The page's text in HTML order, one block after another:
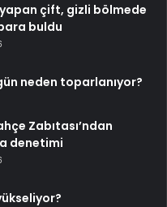
çift, gizli bölmede
buldu
neden toparlanıyor?
Zabıtası’ndan
denetimi